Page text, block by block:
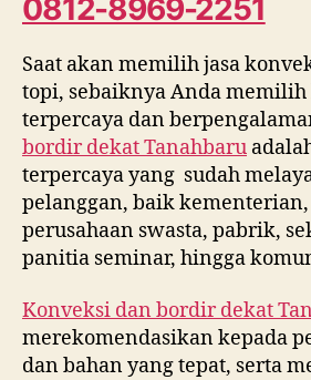
0812-8969-2251
Saat akan memilih jasa
topi, sebaiknya Anda
terpercaya dan
bordir dekatTanahbaru
terpercaya yang sudah
pelanggan, baik kementerian,
perusahaan swasta, pabrik,
panitia seminar, hingga
Konveksi dan bordir dekat
merekomendasikan kepada
dan bahan yang tepat, serta